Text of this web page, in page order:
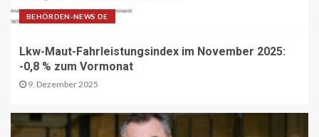
14
Sonderbriefmarke würdigt
„Stolpersteine“-Initiative zum
Gedenken an NS-Opfer
STRASSEN-NEWS CH
BEHÖRDEN-NEWS DE
Lkw-Maut-Fahrleistungsindex im November 2025:
-0,8 % zum Vormonat
9. Dezember 2025